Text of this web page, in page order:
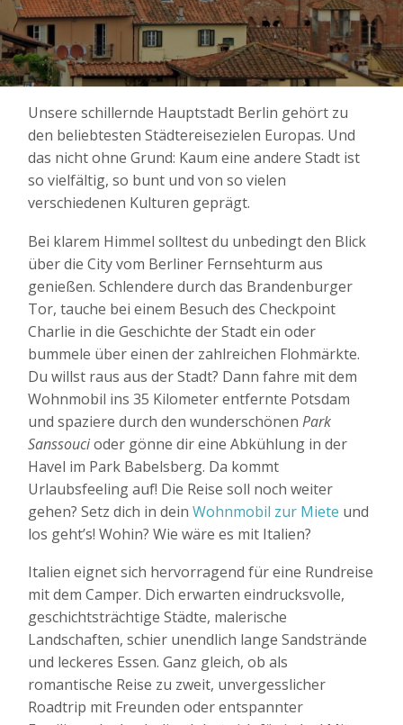
Unsere schillernde Hauptstadt Berlin gehört zu
den beliebtesten Städtereisezielen Europas. Und
das nicht ohne Grund: Kaum eine andere Stadt ist
so vielfältig, so bunt und von so vielen
verschiedenen Kulturen geprägt.
Bei klarem Himmel solltest du unbedingt den Blick
über die City vom Berliner Fernsehturm aus
genießen. Schlendere durch das Brandenburger
Tor, tauche bei einem Besuch des Checkpoint
Charlie in die Geschichte der Stadt ein oder
bummele über einen der zahlreichen Flohmärkte.
Du willst raus aus der Stadt? Dann fahre mit dem
Wohnmobil ins 35 Kilometer entfernte Potsdam
und spaziere durch den wunderschönenPark
Sanssoucioder gönne dir eine Abkühlung in der
Havel im Park Babelsberg. Da kommt
Urlaubsfeeling auf! Die Reise soll noch weiter
gehen? Setz dich in deinWohnmobil zur Miete und
los geht’s! Wohin? Wie wäre es mit Italien?
Italien eignet sich hervorragend für eine Rundreise
mit dem Camper. Dich erwarten eindrucksvolle,
geschichtsträchtige Städte, malerische
Landschaften, schier unendlich lange Sandstrände
und leckeres Essen. Ganz gleich, ob als
romantische Reise zu zweit, unvergesslicher
Roadtrip mit Freunden oder entspannter